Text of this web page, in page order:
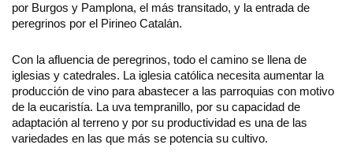
por Burgos y Pamplona, el más transitado, y la entrada de
peregrinos por el Pirineo Catalán.
Con la afluencia de peregrinos, todo el camino se llena de
iglesias y catedrales. La iglesia católica necesita aumentar la
producción de vino para abastecer a las parroquias con motivo
de la eucaristía. La uva tempranillo, por su capacidad de
adaptación al terreno y por su productividad es una de las
variedades en las que más se potencia su cultivo.